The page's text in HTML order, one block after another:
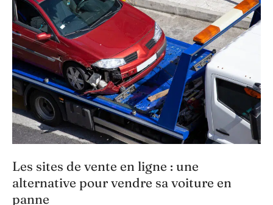
Les sites de vente en ligne : une
alternative pour vendre sa voiture en
panne